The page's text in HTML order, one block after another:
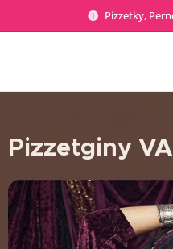
Pizzetky,
Pizzetginy